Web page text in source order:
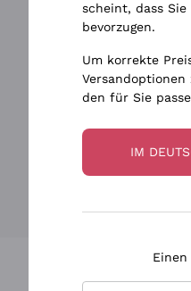
Egly
scheint, dass
bevorzugen.
Um korrekte
den für Sie
IM